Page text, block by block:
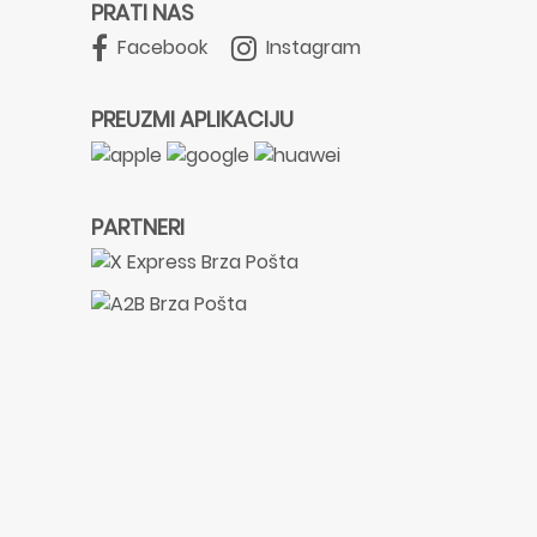
PRATI NAS
Facebook Instagram
PREUZMI APLIKACIJU
PARTNERI